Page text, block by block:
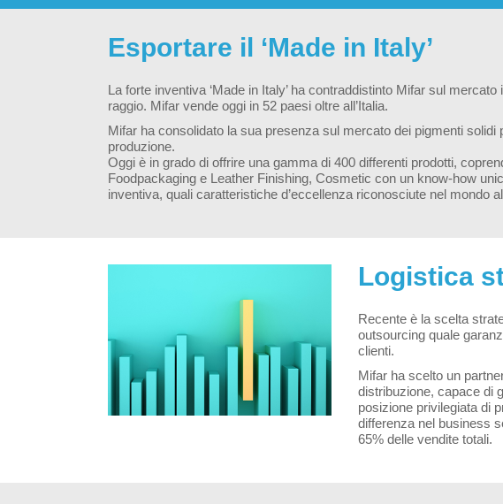
Esportare il ‘Made in Italy’
La forte inventiva ‘Made in Italy’ ha contraddistinto Mifar sul
raggio. Mifar vende oggi in 52 paesi oltre all’Italia.
Mifar ha consolidato la sua presenza sul mercato dei pigmenti
produzione.
Oggi è in grado di offrire una gamma di 400 differenti prodotti,
Foodpackaging e Leather Finishing, Cosmetic con un know-how
inventiva, quali caratteristiche d’eccellenza riconosciute nel mondo al
Logistica
Recente è la scelta
outsourcing quale
clienti.
Mifar ha scelto un
distribuzione, capace di
posizione privilegiata di
differenza nel business
65% delle vendite totali.